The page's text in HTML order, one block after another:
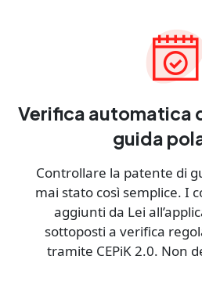
Verifica automatica
guida
Controllare la patente di
mai stato così semplice. I
aggiunti da Lei
sottoposti a verifica
tramite CEPiK 2.0. Non